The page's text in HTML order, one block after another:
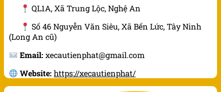
QL1A, Xã Trung Lộc, Nghệ An
Số 46 Nguyễn Văn Siêu, Xã Bến Lức, Tây Ninh
(Long An cũ)
Email:xecautienphat@gmail.com
Website:https://xecautienphat/